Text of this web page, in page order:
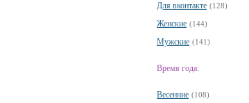
Для вконтакте (128)
Женские (144)
Мужские (141)
Время года:
Весенние (108)